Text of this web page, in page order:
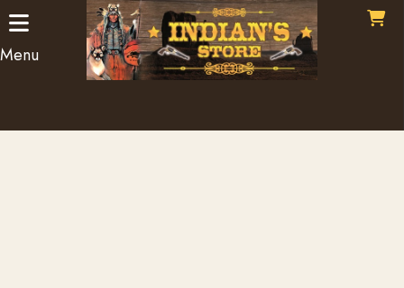
Menu
Panneau de gestion des cookies